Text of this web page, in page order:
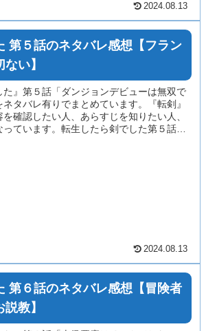
2024.08.13
第５話のネタバレ感想【フラン
い】
』第５話「ダンジョンデビューは無双で
タバレ有りでまとめています。『転剣』
確認したい人、あらすじを知りたい人、
ています。転生したら剣でした第５話の
2024.08.13
第６話のネタバレ感想【冒険者
教】